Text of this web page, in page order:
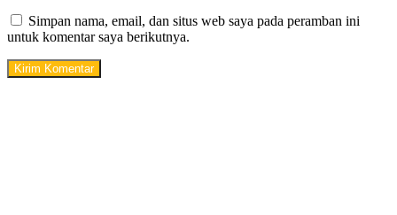
Simpan nama, email, dan situs web saya pada peramban ini
untuk komentar saya berikutnya.